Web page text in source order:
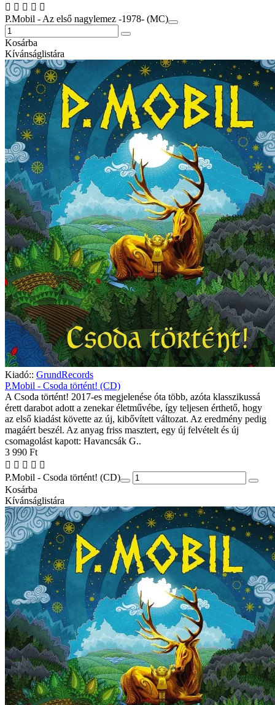
P.Mobil - Az első nagylemez -1978- (MC)
Kosárba
Kívánságlistára
Kiadó:: GrundRecords
P.Mobil - Csoda történt! (CD)
A Csoda történt! 2017-es megjelenése óta több, azóta klasszikussá
érett darabot adott a zenekar életművébe, így teljesen érthető, hogy
az első kiadást követte az új, kibővített változat. Az eredmény pedig
magáért beszél. Az anyag friss masztert, egy új felvételt és új
csomagolást kapott: Havancsák G..
3 990 Ft
P.Mobil - Csoda történt! (CD)
Kosárba
Kívánságlistára